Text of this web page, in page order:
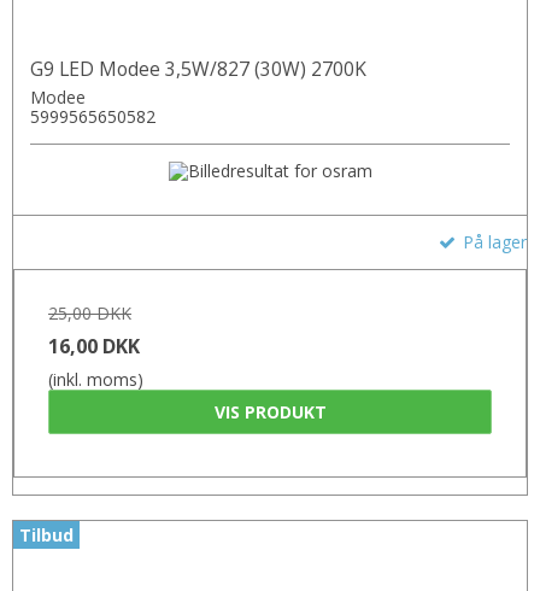
G9 LED Modee 3,5W/827 (30W) 2700K
Modee
5999565650582
På lager
25,00 DKK
16,00 DKK
(inkl. moms)
VIS PRODUKT
Tilbud